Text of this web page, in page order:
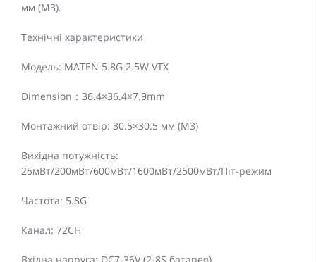
мм (M3).
Технічні характеристики
Модель: MATEN 5.8G 2.5W VTX
Dimension：36.4×36.4×7.9mm
Монтажний отвір: 30.5×30.5 мм (M3)
Вихідна потужність:
25мВт/200мВт/600мВт/1600мВт/2500мВт/Піт-режим
Частота: 5.8G
Канал: 72CH